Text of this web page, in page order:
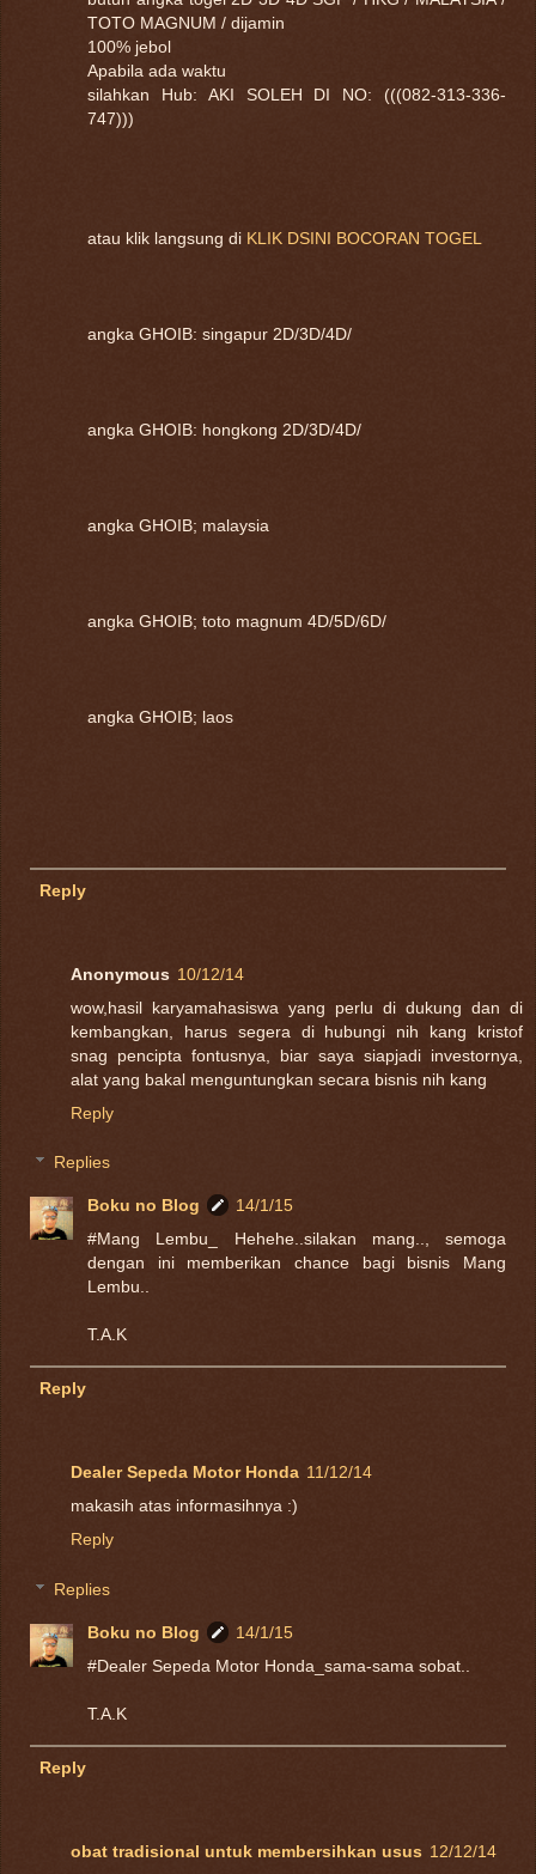
TOTO MAGNUM / dijamin
100% jebol
Apabila ada waktu
silahkan Hub: AKI SOLEH DI NO: (((082-313-336-
747)))
atau klik langsung di KLIK DSINI BOCORAN TOGEL
angka GHOIB: singapur 2D/3D/4D/
angka GHOIB: hongkong 2D/3D/4D/
angka GHOIB; malaysia
angka GHOIB; toto magnum 4D/5D/6D/
angka GHOIB; laos
Reply
Anonymous 10/12/14
wow,hasil karyamahasiswa yang perlu di dukung dan di
kembangkan, harus segera di hubungi nih kang kristof
snag pencipta fontusnya, biar saya siapjadi investornya,
alat yang bakal menguntungkan secara bisnis nih kang
Reply
Replies
Boku no Blog
14/1/15
#Mang Lembu_ Hehehe..silakan mang.., semoga
dengan ini memberikan chance bagi bisnis Mang
Lembu..
T.A.K
Reply
Dealer Sepeda Motor Honda 11/12/14
makasih atas informasihnya :)
Reply
Replies
Boku no Blog
14/1/15
#Dealer Sepeda Motor Honda_sama-sama sobat..
T.A.K
Reply
obat tradisional untuk membersihkan usus 12/12/14